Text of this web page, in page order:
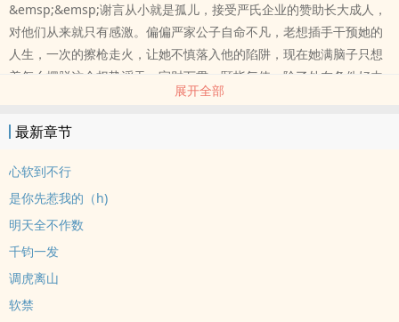
&emsp;&emsp;谢言从小就是孤儿，接受严氏企业的赞助长大成人，
对他们从来就只有感激。偏偏严家公子自命不凡，老想插手干预她的
人生，一次的擦枪走火，让她不慎落入他的陷阱，现在她满脑子只想
着怎么摆脱这个权势滔天、家财万贯、颐指气使、除了外在条件好内
在没有半点柔情的纨绔子弟。（本作品有繁體及簡體兩種版本）
展开全部
最新章节
心软到不行
是你先惹我的（h)
明天全不作数
千钧一发
调虎离山
软禁